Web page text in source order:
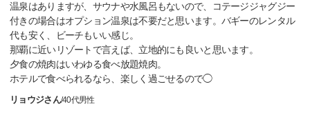
温泉はありますが、サウナや水風呂もないので、コテージジャグジー
付きの場合はオプション温泉は不要だと思います。バギーのレンタル
代も安く、ビーチもいい感じ。
那覇に近いリゾートで言えば、立地的にも良いと思います。
夕食の焼肉はいわゆる食べ放題焼肉。
ホテルで食べられるなら、楽しく過ごせるので◯
リョウジさん/40代男性